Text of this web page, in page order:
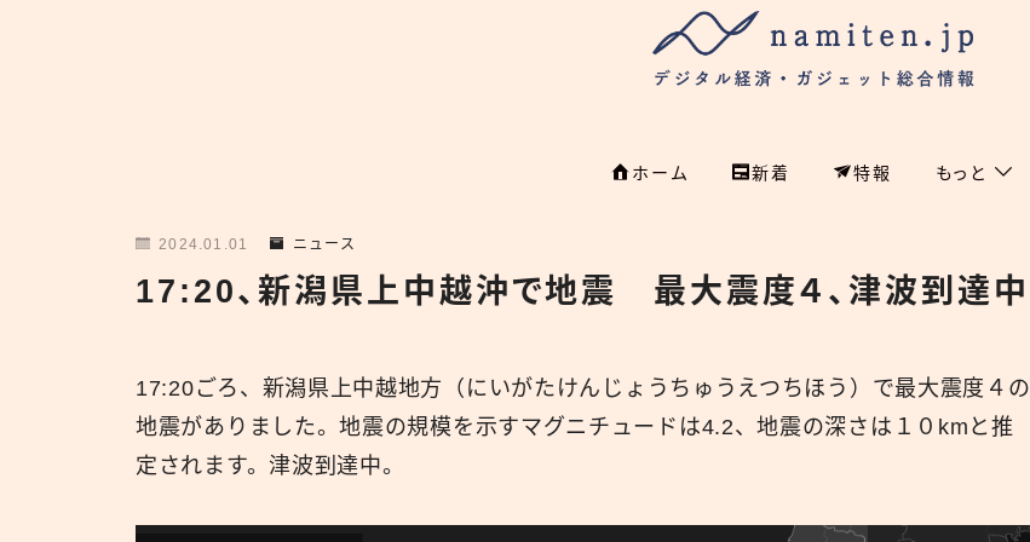
ホーム 新着 特報 もっと
特集
国際
経済
危機管理
特集
新着
2024.01.01 ニュース
17:20、新潟県上中越沖で地震 最大震度４、津波到達中
17:20ごろ、新潟県上中越地方（にいがたけんじょうちゅうえつちほう）で最大震度４の
地震がありました。地震の規模を示すマグニチュードは4.2、地震の深さは１０kmと推
定されます。津波到達中。